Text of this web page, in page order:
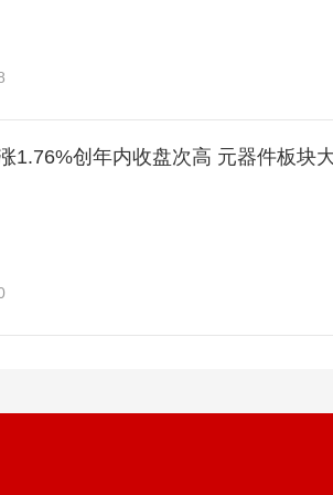
1.76%创年内收盘次高 元器件板块